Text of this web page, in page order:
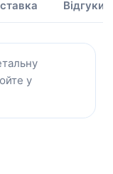
Відгуки
у